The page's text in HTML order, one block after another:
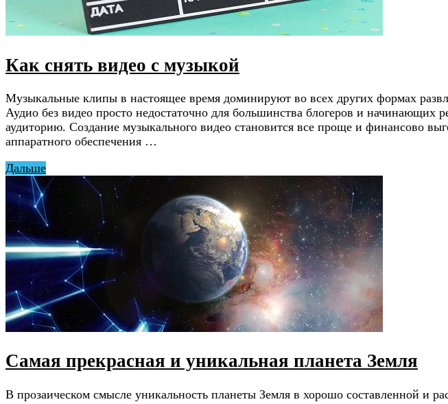
Как снять видео с музыкой
Музыкальные клипы в настоящее время доминируют во всех других формах
Аудио без видео просто недостаточно для большинства блогеров и
аудиторию. Создание музыкального видео становится все проще и финансово
аппаратного обеспечения …
Дальше
Самая прекрасная и уникальная планета Земля
В прозаическом смысле уникальность планеты Земля в хорошо составленной и